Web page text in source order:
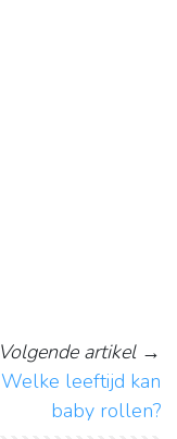
Volgende artikel→
Welke leeftijd kan
baby rollen?